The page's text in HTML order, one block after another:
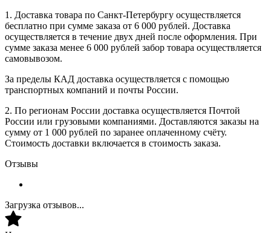
1. Доставка товара по Санкт-Петербургу осуществляется
бесплатно при сумме заказа от 6 000 рублей. Доставка
осуществляется в течение двух дней после оформления. При
сумме заказа менее 6 000 рублей забор товара осуществляется
самовывозом.
За пределы КАД доставка осуществляется с помощью
транспортных компаний и почты России.
2. По регионам России доставка осуществляется Почтой
России или грузовыми компаниями. Доставляются заказы на
сумму от 1 000 рублей по заранее оплаченному счёту.
Стоимость доставки включается в стоимость заказа.
Отзывы
Загрузка отзывов...